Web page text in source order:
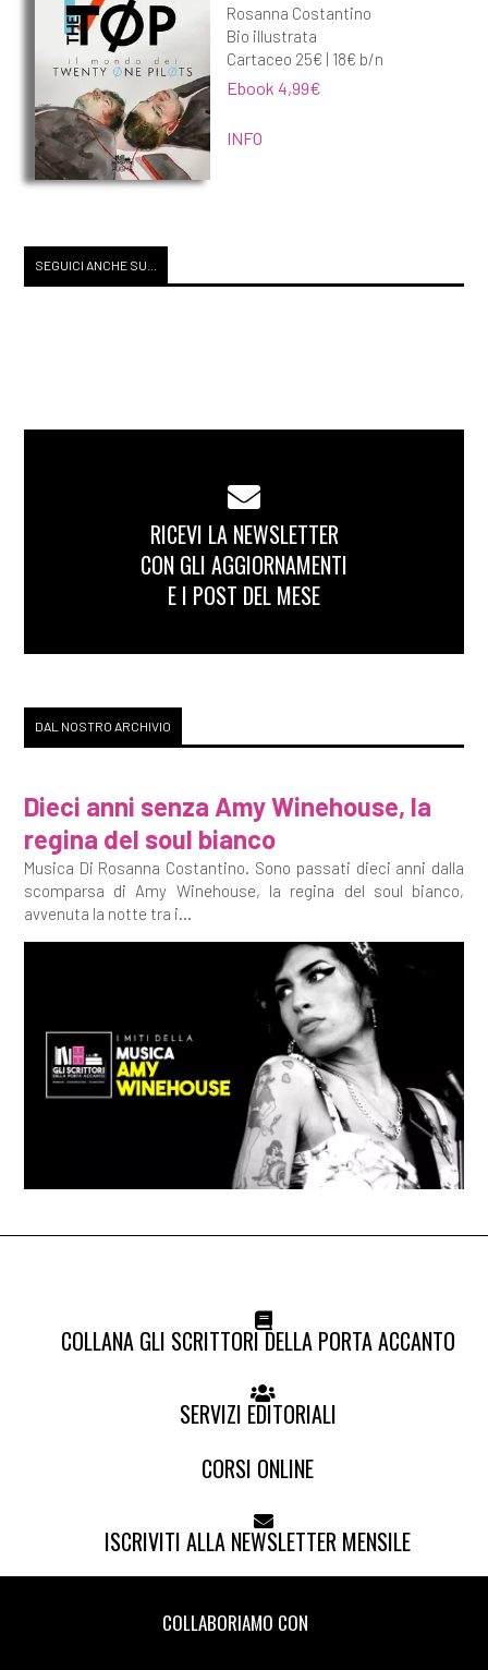
Rosanna Costantino
Bio illustrata
Cartaceo 25€ | 18€ b/n
Ebook 4,99€
INFO
SEGUICI ANCHE SU...
RICEVI LA NEWSLETTER
CON GLI AGGIORNAMENTI
E I POST DEL MESE
DAL NOSTRO ARCHIVIO
Dieci anni senza Amy Winehouse, la
regina del soul bianco
Musica Di Rosanna Costantino. Sono passati dieci anni dalla
scomparsa di Amy Winehouse, la regina del soul bianco,
avvenuta la notte tra i...
COLLANA GLI SCRITTORI DELLA PORTA ACCANTO
SERVIZI EDITORIALI
CORSI ONLINE
ISCRIVITI ALLA NEWSLETTER MENSILE
COLLABORIAMO CON